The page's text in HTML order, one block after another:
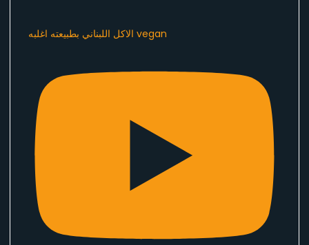
الاكل اللبناني بطبيعته اغلبه vegan